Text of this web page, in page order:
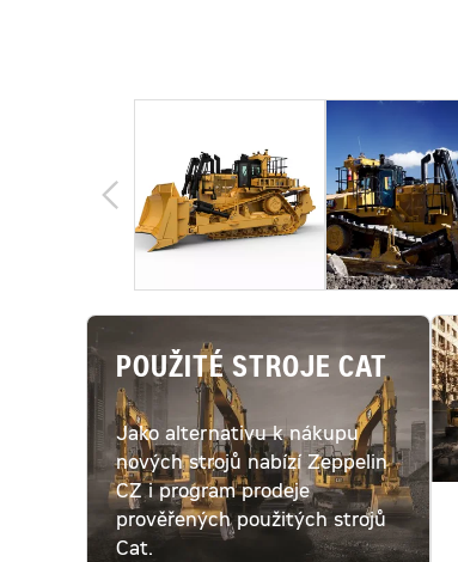
POUŽITÉ STROJE CAT
Jako alternativu k nákupu
nových strojů nabízí Zeppelin
CZ i program prodeje
prověřených použitých strojů
Cat.